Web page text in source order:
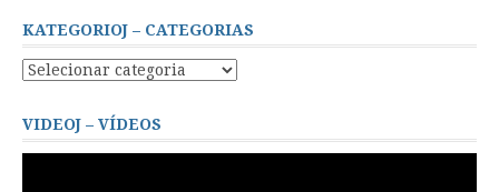
Arquivos
KATEGORIOJ – CATEGORIAS
Kategorioj
VIDEOJ – VÍDEOS